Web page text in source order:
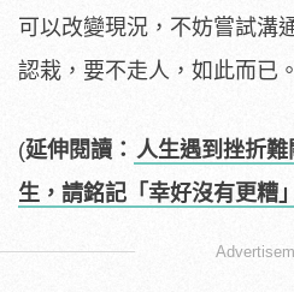
可以改變現況，不妨嘗試溝
認栽，要不走人，如此而已。
(延伸閱讀： 人生遇到挫折
生，請銘記「幸好沒有更糟